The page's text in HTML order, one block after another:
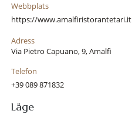
Webbplats
https://www.amalfiristorantetari.it
Adress
Via Pietro Capuano, 9, Amalfi
Telefon
+39 089 871832
Läge